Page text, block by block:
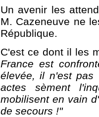
Un avenir les
M. Cazeneuve ne
République.
C'est ce dont il les
France est
élevée, il n'est pas
actes sèment
mobilisent en vain
de secours !"